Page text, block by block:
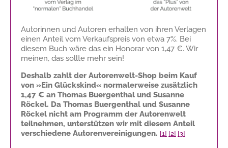
Autorinnen und Autoren erhalten von ihren Verlagen
einen Anteil vom Verkaufspreis von etwa 7%. Bei
diesem Buch wäre das ein Honorar von 1,47 €. Wir
meinen, das sollte mehr sein!
Deshalb zahlt der Autorenwelt-Shop beim Kauf
von »Ein Glückskind« normalerweise zusätzlich
1,47 € an Thomas Buergenthal und Susanne
Röckel. Da Thomas Buergenthal und Susanne
Röckel nicht am Programm der Autorenwelt
teilnehmen, unterstützen wir mit diesem Anteil
verschiedene Autorenvereinigungen. [1] [2] [3]